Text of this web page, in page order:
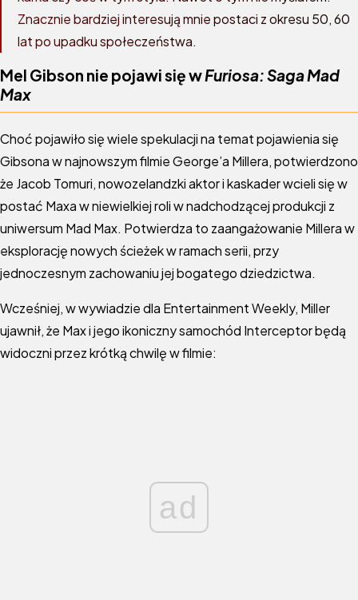
Znacznie bardziej interesują mnie postaci z okresu 50, 60
lat po upadku społeczeństwa.
Mel Gibson nie pojawi się wFuriosa: Saga Mad
Max
Choć pojawiło się wiele spekulacji na temat pojawienia się
Gibsona w najnowszym filmie George’a Millera, potwierdzono
że Jacob Tomuri, nowozelandzki aktor i kaskader wcieli się w
postać Maxa w niewielkiej roli w nadchodzącej produkcji z
uniwersum Mad Max. Potwierdza to zaangażowanie Millera w
eksplorację nowych ścieżek w ramach serii, przy
jednoczesnym zachowaniu jej bogatego dziedzictwa.
Wcześniej, w wywiadzie dla Entertainment Weekly, Miller
ujawnił, że Max i jego ikoniczny samochód Interceptor będą
widoczni przez krótką chwilę w filmie:
ad